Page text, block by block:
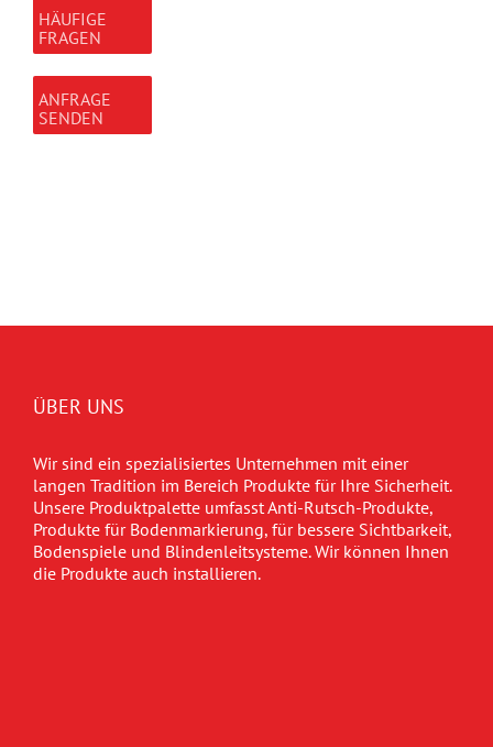
HÄUFIGE
FRAGEN
ANFRAGE
SENDEN
ÜBER UNS
Wir sind ein spezialisiertes Unternehmen mit einer
langen Tradition im Bereich Produkte für Ihre Sicherheit.
Unsere Produktpalette umfasst Anti-Rutsch-Produkte,
Produkte für Bodenmarkierung, für bessere Sichtbarkeit,
Bodenspiele und Blindenleitsysteme. Wir können Ihnen
die Produkte auch installieren.